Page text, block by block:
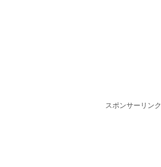
スポンサーリンク